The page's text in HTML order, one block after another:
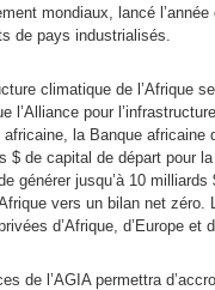
mondiaux, lancé
de pays industrialisés.
climatique de l’Afrique
l’Alliance pour
africaine, la Banque
$ de capital de départ pour
générer jusqu’à 10
vers un bilan net
d’Afrique, d’Europe et
de l’AGIA permettra